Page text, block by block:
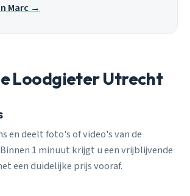
Marc →
Loodgieter Utrecht
en deelt foto's of video's van de
1 minuut krijgt u een vrijblijvende
een duidelijke prijs vooraf.